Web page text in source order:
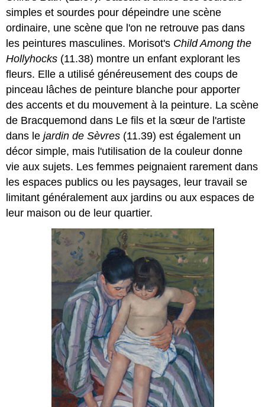
simples et sourdes pour dépeindre une scène
ordinaire, une scène que l'on ne retrouve pas dans
les peintures masculines. Morisot's Child Among the
Hollyhocks (11.38) montre un enfant explorant les
fleurs. Elle a utilisé généreusement des coups de
pinceau lâches de peinture blanche pour apporter
des accents et du mouvement à la peinture. La scène
de Bracquemond dans Le fils et la sœur de l'artiste
dans lejardin de Sèvres (11.39) est également un
décor simple, mais l'utilisation de la couleur donne
vie aux sujets. Les femmes peignaient rarement dans
les espaces publics ou les paysages, leur travail se
limitant généralement aux jardins ou aux espaces de
leur maison ou de leur quartier.